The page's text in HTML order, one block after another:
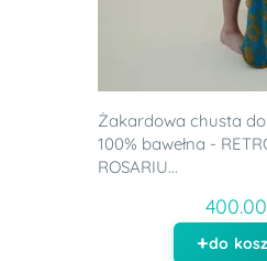
Żakardowa chusta
100% bawełna -
ROSARIU...
400.00
do